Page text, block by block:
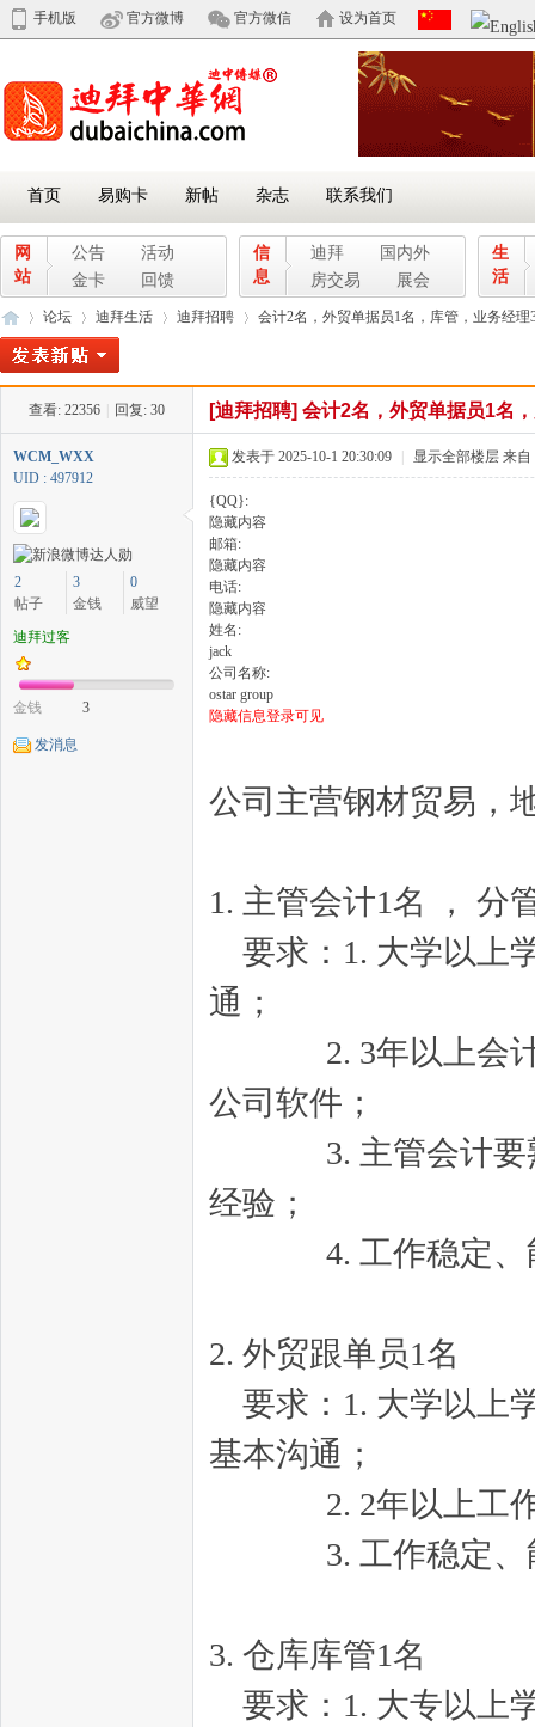
手机版 官方微博 官方微信 设为首页
首页 易购卡 新帖 杂志 联系我们
网
站
公告
活动
金卡
回馈
信
息
迪拜
国内外
房交易
展会
生
活
论坛
›
迪拜生活
›
迪拜招聘
›
会计2名，外贸单据员1名，库管，业务经理
查看: 22356 回复: 30 [迪拜招聘] 会计2名，外贸单据员1名
WCM_WXX
UID : 497912
2
帖子
3
金钱
0
威望
迪拜过客
金钱 3
发消息
发表于 2025-10-1 20:30:09 显示全部楼层 来自
{QQ}:
隐藏内容
邮箱:
隐藏内容
电话:
隐藏内容
姓名:
jack
公司名称:
ostar group
隐藏信息登录可见
公司主营钢材贸易，
1. 主管会计1名 ， 分
要求：1. 大学以上
通；
2. 3年以上会计工
公司软件；
3. 主管会计要熟
经验；
4. 工作稳定、能
2. 外贸跟单员1名
要求：1. 大学以上
基本沟通；
2. 2年以上工作经
3. 工作稳定、能
3. 仓库库管1名
要求：1. 大专以上